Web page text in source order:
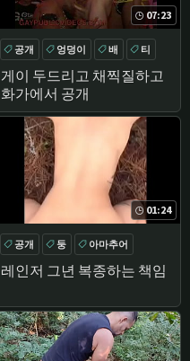
07:23
게이 두드리고 채찍질하고
화가에서 공개
공개 엉덩이 배 티
01:24
레인저 그년 복종하는 책임
공개 둥 아마추어